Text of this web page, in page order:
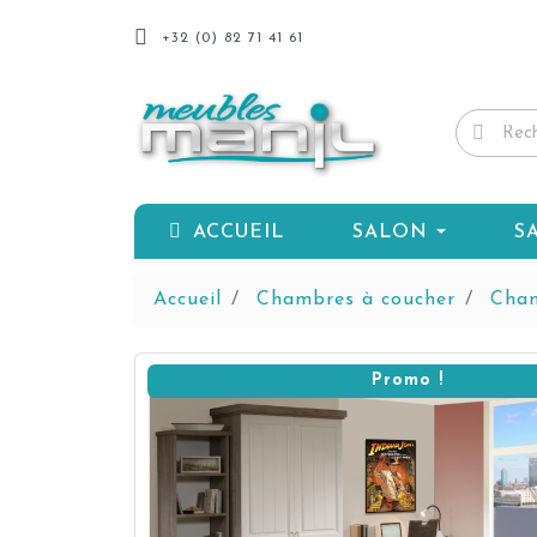
+32 (0) 82 71 41 61
ACCUEIL SALON
Accueil Chambres à coucher
Promo !